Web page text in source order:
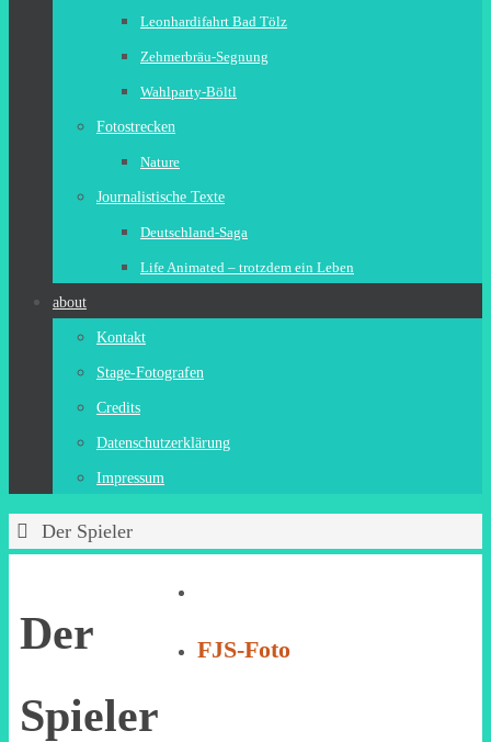
Leonhardifahrt Bad Tölz
Zehmerbräu-Segnung
Wahlparty-Böltl
Fotostrecken
Nature
Journalistische Texte
Deutschland-Saga
Life Animated – trotzdem ein Leben
about
Kontakt
Stage-Fotografen
Credits
Datenschutzerklärung
Impressum
StartDer Spieler
Der
Spieler
FJS-Foto